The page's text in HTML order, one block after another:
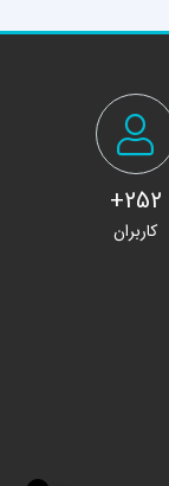
252+
کاربران